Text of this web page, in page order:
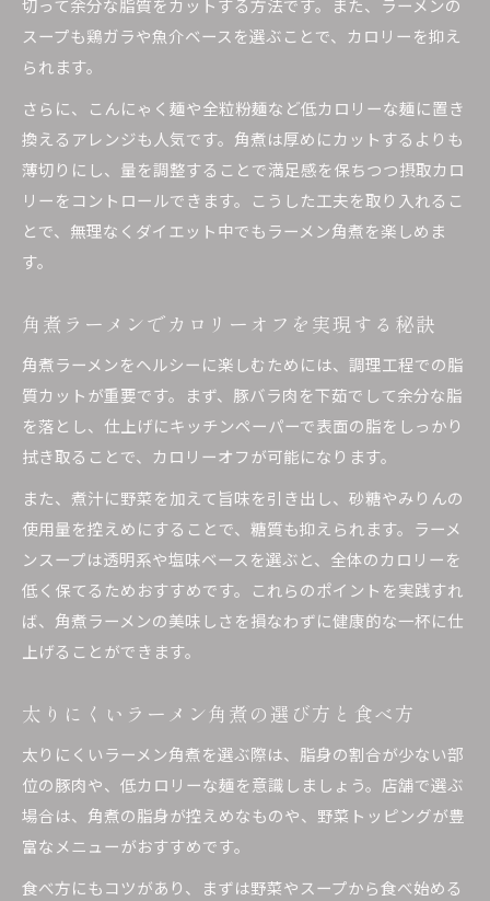
切って余分な脂質をカットする方法です。また、ラーメンの
スープも鶏ガラや魚介ベースを選ぶことで、カロリーを抑え
られます。
さらに、こんにゃく麺や全粒粉麺など低カロリーな麺に置き
換えるアレンジも人気です。角煮は厚めにカットするよりも
薄切りにし、量を調整することで満足感を保ちつつ摂取カロ
リーをコントロールできます。こうした工夫を取り入れるこ
とで、無理なくダイエット中でもラーメン角煮を楽しめま
す。
角煮ラーメンでカロリーオフを実現する秘訣
角煮ラーメンをヘルシーに楽しむためには、調理工程での脂
質カットが重要です。まず、豚バラ肉を下茹でして余分な脂
を落とし、仕上げにキッチンペーパーで表面の脂をしっかり
拭き取ることで、カロリーオフが可能になります。
また、煮汁に野菜を加えて旨味を引き出し、砂糖やみりんの
使用量を控えめにすることで、糖質も抑えられます。ラーメ
ンスープは透明系や塩味ベースを選ぶと、全体のカロリーを
低く保てるためおすすめです。これらのポイントを実践すれ
ば、角煮ラーメンの美味しさを損なわずに健康的な一杯に仕
上げることができます。
太りにくいラーメン角煮の選び方と食べ方
太りにくいラーメン角煮を選ぶ際は、脂身の割合が少ない部
位の豚肉や、低カロリーな麺を意識しましょう。店舗で選ぶ
場合は、角煮の脂身が控えめなものや、野菜トッピングが豊
富なメニューがおすすめです。
食べ方にもコツがあり、まずは野菜やスープから食べ始める